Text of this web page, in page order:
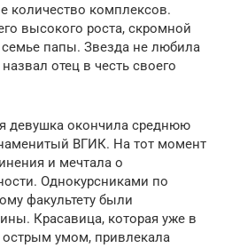
количество комплексов.
высокого роста, скромной
папы. Звезда не любила
отец в честь своего
девушка окончила среднюю
ВГИК. На тот момент
и мечтала о
Однокурсниками по
факультету были
Красавица, которая уже в
острым умом, привлекала